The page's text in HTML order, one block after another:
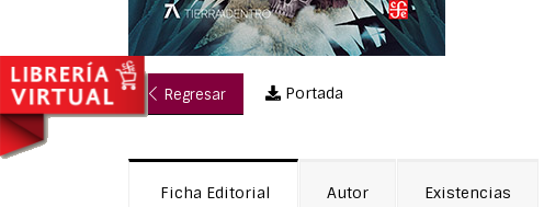
Regresar Portada
Ficha Editorial Autor Existencias